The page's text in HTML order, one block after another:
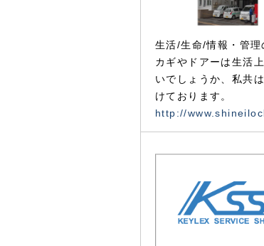
生活/生命/情報・管理
カギやドアーは生活
いでしょうか、私共
けております。
http://